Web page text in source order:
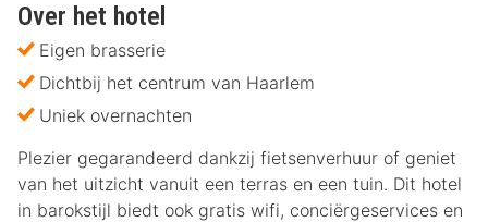
Over het hotel
Eigen brasserie
Dichtbij het centrum van Haarlem
Uniek overnachten
Plezier gegarandeerd dankzij fietsenverhuur of geniet
van het uitzicht vanuit een terras en een tuin. Dit hotel
in barokstijl biedt ook gratis wifi, conciërgeservices en